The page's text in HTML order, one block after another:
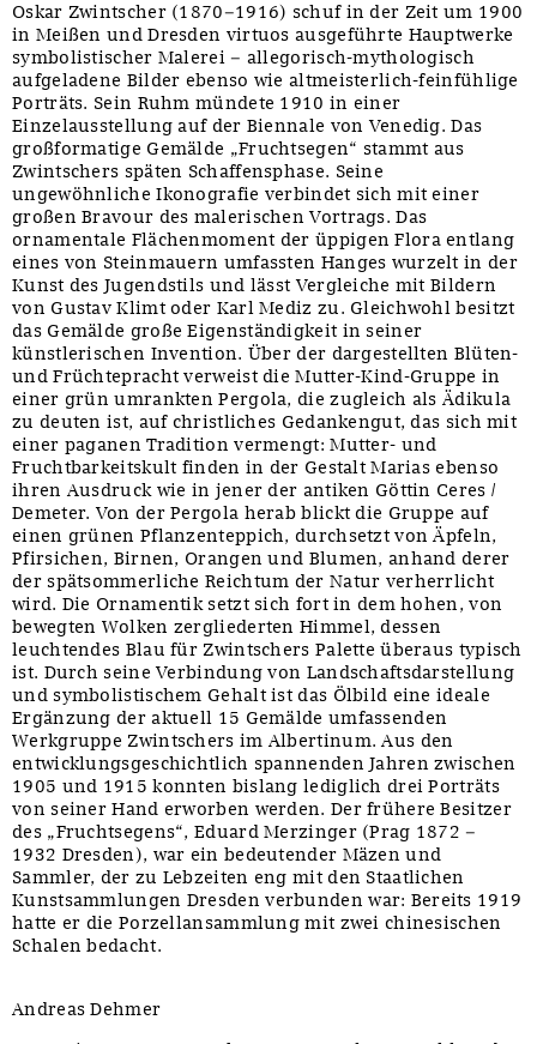
Oskar Zwintscher (1870–1916) schuf in der Zeit um 1900
in Meißen und Dresden virtuos ausgeführte Hauptwerke
symbolistischer Malerei – allegorisch-mythologisch
aufgeladene Bilder ebenso wie altmeisterlich-feinfühlige
Porträts. Sein Ruhm mündete 1910 in einer
Einzelausstellung auf der Biennale von Venedig. Das
großformatige Gemälde „Fruchtsegen“ stammt aus
Zwintschers späten Schaffensphase. Seine
ungewöhnliche Ikonografie verbindet sich mit einer
großen Bravour des malerischen Vortrags. Das
ornamentale Flächenmoment der üppigen Flora entlang
eines von Steinmauern umfassten Hanges wurzelt in der
Kunst des Jugendstils und lässt Vergleiche mit Bildern
von Gustav Klimt oder Karl Mediz zu. Gleichwohl besitzt
das Gemälde große Eigenständigkeit in seiner
künstlerischen Invention. Über der dargestellten Blüten-
und Früchtepracht verweist die Mutter-Kind-Gruppe in
einer grün umrankten Pergola, die zugleich als Ädikula
zu deuten ist, auf christliches Gedankengut, das sich mit
einer paganen Tradition vermengt: Mutter- und
Fruchtbarkeitskult finden in der Gestalt Marias ebenso
ihren Ausdruck wie in jener der antiken Göttin Ceres /
Demeter. Von der Pergola herab blickt die Gruppe auf
einen grünen Pflanzenteppich, durchsetzt von Äpfeln,
Pfirsichen, Birnen, Orangen und Blumen, anhand derer
der spätsommerliche Reichtum der Natur verherrlicht
wird. Die Ornamentik setzt sich fort in dem hohen, von
bewegten Wolken zergliederten Himmel, dessen
leuchtendes Blau für Zwintschers Palette überaus typisch
ist. Durch seine Verbindung von Landschaftsdarstellung
und symbolistischem Gehalt ist das Ölbild eine ideale
Ergänzung der aktuell 15 Gemälde umfassenden
Werkgruppe Zwintschers im Albertinum. Aus den
entwicklungsgeschichtlich spannenden Jahren zwischen
1905 und 1915 konnten bislang lediglich drei Porträts
von seiner Hand erworben werden. Der frühere Besitzer
des „Fruchtsegens“, Eduard Merzinger (Prag 1872 –
1932 Dresden), war ein bedeutender Mäzen und
Sammler, der zu Lebzeiten eng mit den Staatlichen
Kunstsammlungen Dresden verbunden war: Bereits 1919
hatte er die Porzellansammlung mit zwei chinesischen
Schalen bedacht.
Andreas Dehmer